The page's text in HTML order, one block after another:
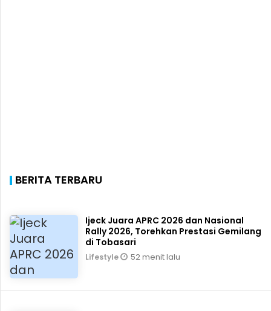
BERITA TERBARU
Ijeck Juara APRC 2026 dan Nasional
Rally 2026, Torehkan Prestasi Gemilang
di Tobasari
Lifestyle 52 menit lalu